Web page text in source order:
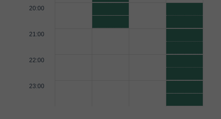
20:00
21:00
22:00
23:00